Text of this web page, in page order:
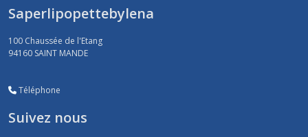
Saperlipopettebylena
100 Chaussée de l'Etang
94160 SAINT MANDE
Téléphone
Suivez nous